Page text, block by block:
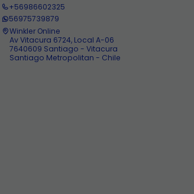
+56986602325
56975739879
Winkler Online
Av Vitacura 6724, Local A-06
7640609 Santiago - Vitacura
Santiago Metropolitan - Chile